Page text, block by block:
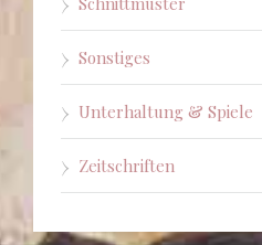
Sonstiges
Unterhaltung & Spiele
Zeitschriften